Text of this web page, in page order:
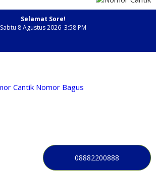
Selamat Sore!
Sabtu 8 Agustus 2026 3:58 PM
08882200888